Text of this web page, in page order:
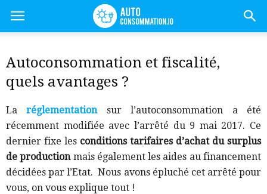
Autoconsommation et fiscalité,
quels avantages ?
Laréglementation
sur l’autoconsommation a été
récemment modifiée avec l’arrêté du 9 mai 2017. Ce
dernier fixe les conditions tarifaires d’achat du surplus
de productionmais également les aides au financement
décidées par l’Etat.Nous avons épluché cet arrêté pour
vous, on vous explique tout !